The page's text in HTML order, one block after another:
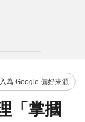
為 Google 偏好來源
「掌摑